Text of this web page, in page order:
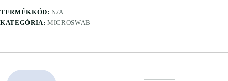
TERMÉKKÓD:N/A
KATEGÓRIA:MICROSWAB